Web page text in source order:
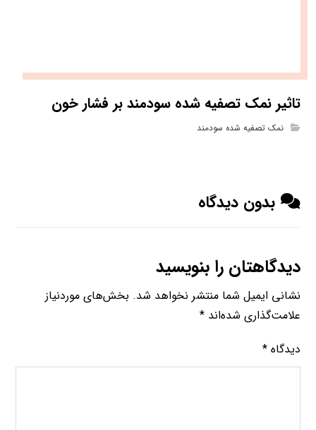
تاثیر نمک تصفیه شده سودمند بر فشار خون
نمک تصفیه شده سودمند
بدون دیدگاه
دیدگاهتان را بنویسید
نشانی ایمیل شما منتشر نخواهد شد. بخش‌های موردنیاز
علامت‌گذاری شده‌اند*
دیدگاه*